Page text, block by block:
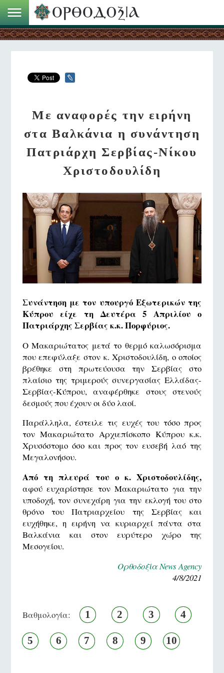
Με αναφορές την ειρήνη
στα Βαλκάνια η συνάντηση
Πατριάρχη Σερβίας-Νίκου
Χριστοδουλίδη
Συνάντηση με τον υπουργό Εξωτερικών της
Κύπρου είχε τη Δευτέρα 5 Απριλίου ο
Πατριάρχης Σερβίας κ.κ. Πορφύριος.
Ο Μακαριώτατος μετά το θερμό καλωσόρισμα
που επεφύλαξε στον κ. Χριστοδουλίδη, ο οποίος
βρέθηκε στη πρωτεύουσα την Σερβίας στο
πλαίσιο της τριμερούς συνεργασίας Ελλάδας-
Σερβίας-Κύπρου, αναφέρθηκε στους στενούς
δεσμούς που έχουν οι δύο λαοί.
Παράλληλα, έστειλε τις ευχές του τόσο προς
τον Μακαριώτατο Αρχιεπίσκοπο Κύπρου κ.κ.
Χρυσόστομο όσο και προς τον ευσεβή λαό της
Μεγαλονήσου.
Από τη πλευρά του ο κ. Χριστοδουλίδης,
αφού ευχαρίστησε τον Μακαριώτατο για την
υποδοχή, τον συνεχάρη για την εκλογή του στο
θρόνο του Πατριαρχείου της Σερβίας και
ευχήθηκε, η ειρήνη να κυριαρχεί πάντα στα
Βαλκάνια και στον ευρύτερο χώρο της
Μεσογείου.
Ορθοδοξία News Agency
4/8/2021
Βαθμολογία: 1 2 3 4
5 6 7 8 9 10